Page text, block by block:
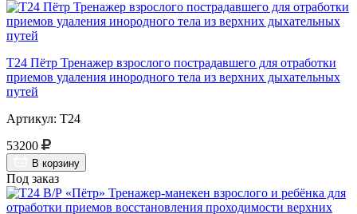
Т24 Пётр Тренажер взрослого пострадавшего для отработки
приемов удаления инородного тела из верхних дыхательных
путей
Артикул: Т24
53200
В корзину
Под заказ